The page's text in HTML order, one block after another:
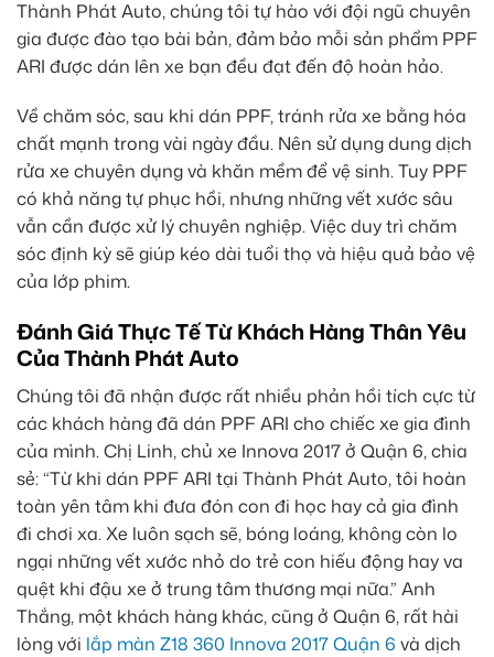
Thành Phát Auto, chúng tôi tự hào với đội ngũ chuyên
gia được đào tạo bài bản, đảm bảo mỗi sản phẩm PPF
ARI được dán lên xe bạn đều đạt đến độ hoàn hảo.
Về chăm sóc, sau khi dán PPF, tránh rửa xe bằng hóa
chất mạnh trong vài ngày đầu. Nên sử dụng dung dịch
rửa xe chuyên dụng và khăn mềm để vệ sinh. Tuy PPF
có khả năng tự phục hồi, nhưng những vết xước sâu
vẫn cần được xử lý chuyên nghiệp. Việc duy trì chăm
sóc định kỳ sẽ giúp kéo dài tuổi thọ và hiệu quả bảo vệ
của lớp phim.
Đánh Giá Thực Tế Từ Khách Hàng Thân Yêu
Của Thành Phát Auto
Chúng tôi đã nhận được rất nhiều phản hồi tích cực từ
các khách hàng đã dán PPF ARI cho chiếc xe gia đình
của mình. Chị Linh, chủ xe Innova 2017 ở Quận 6, chia
sẻ: “Từ khi dán PPF ARI tại Thành Phát Auto, tôi hoàn
toàn yên tâm khi đưa đón con đi học hay cả gia đình
đi chơi xa. Xe luôn sạch sẽ, bóng loáng, không còn lo
ngại những vết xước nhỏ do trẻ con hiếu động hay va
quệt khi đậu xe ở trung tâm thương mại nữa.” Anh
Thắng, một khách hàng khác, cũng ở Quận 6, rất hài
lòng với lắp màn Z18 360 Innova 2017 Quận 6 và dịch